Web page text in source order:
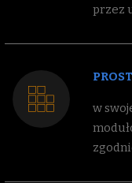
przez
w